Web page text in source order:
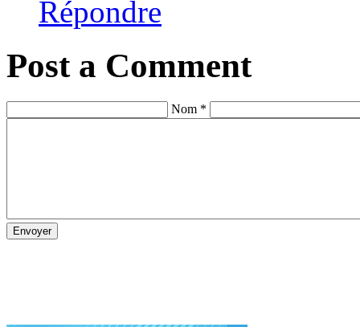
Répondre
Post a Comment
Nom *